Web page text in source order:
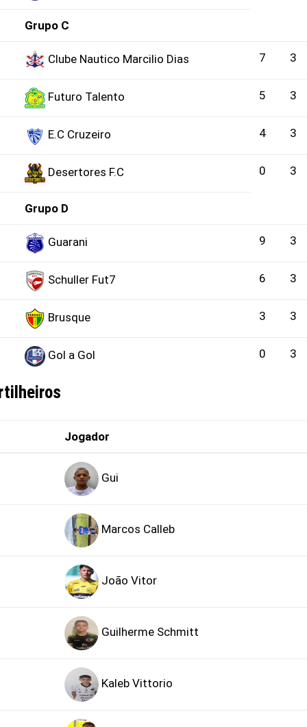
Grupo C
Clube Nautico Marcilio Dias 7 3
Futuro Talento 5 3
E.C Cruzeiro 4 3
Desertores F.C 0 3
Grupo D
Guarani 9 3
Schuller Fut7 6 3
Brusque 3 3
Gol a Gol 0 3
Jogador
Gui
Marcos Calleb
João Vitor
Guilherme Schmitt
Kaleb Vittorio